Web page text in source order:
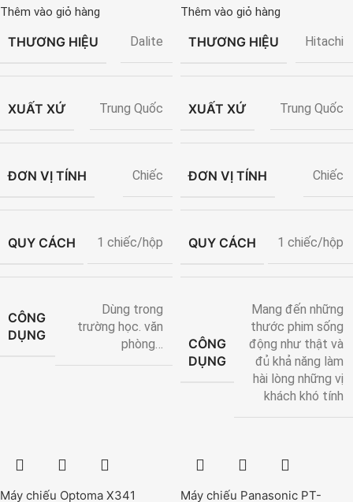
Thêm vào giỏ hàng
THƯƠNG HIỆU Dalite
XUẤT XỨ Trung Quốc
ĐƠN VỊ TÍNH Chiếc
QUY CÁCH 1 chiếc/hộp
CÔNG
DỤNG
Dùng trong
trường học. văn
phòng…
Thêm vào giỏ hàng
THƯƠNG HIỆU Hitachi
XUẤT XỨ Trung Quốc
ĐƠN VỊ TÍNH Chiếc
QUY CÁCH 1 chiếc/hộp
CÔNG
DỤNG
Mang đến những
thước phim sống
động như thật và
đủ khả năng làm
hài lòng những vị
khách khó tính
Máy chiếu Optoma X341 Máy chiếu Panasonic PT-